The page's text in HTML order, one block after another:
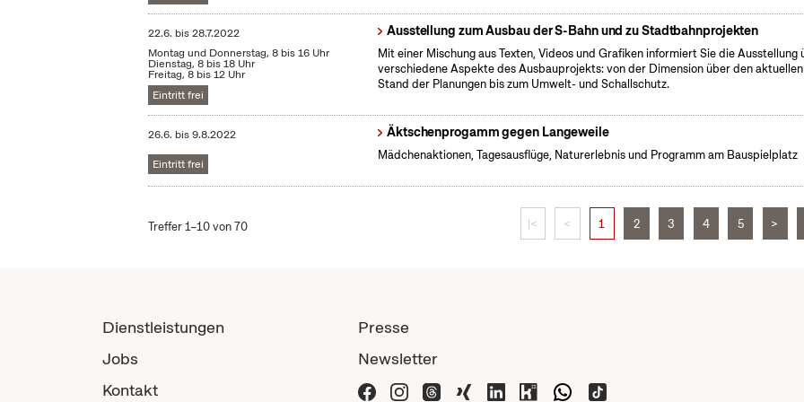
22.6. bis28.7.2022
Montag und Donnerstag, 8 bis 16 Uhr
Dienstag, 8 bis 18 Uhr
Freitag, 8 bis 12 Uhr
Eintritt frei
Ausstellung zum Ausbau der S-Bahn und zu Stadtbahnprojekten
Mit einer Mischung aus Texten, Videos und Grafiken informiert Sie die Ausstellung
verschiedene Aspekte des Ausbauprojekts: von der Dimension über den aktuellen
Stand der Planungen bis zum Umwelt- und Schallschutz.
26.6. bis9.8.2022
Eintritt frei
Äktschenprogamm gegen Langeweile
Mädchenaktionen, Tagesausflüge, Naturerlebnis und Programm am Bauspielplatz
Treffer 1–10 von 70 |< < 1 2 3 4 5 >
Dienstleistungen
Jobs
Kontakt
Presse
Newsletter